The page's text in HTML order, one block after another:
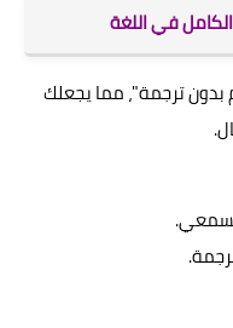
بدون ترجمة"، مما يجعلك